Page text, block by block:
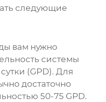
следующие
вам нужно
системы
(GPD). Для
достаточно
50-75 GPD.